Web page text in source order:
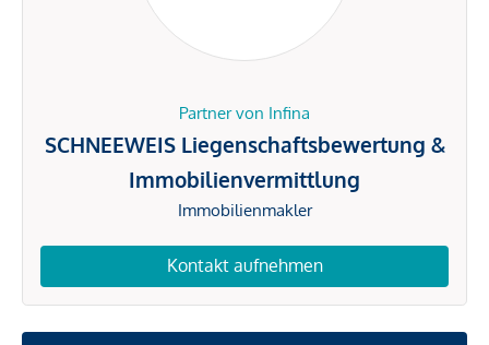
Partner von Infina
SCHNEEWEIS Liegenschaftsbewertung &
Immobilienvermittlung
Immobilienmakler
Kontakt aufnehmen